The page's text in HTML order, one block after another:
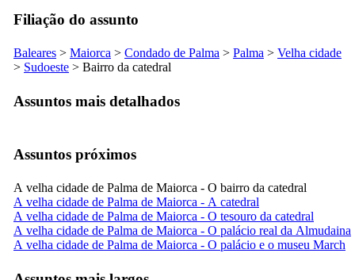
Filiação do assunto
Baleares > Maiorca > Condado de Palma > Palma > Velha cidade
> Sudoeste > Bairro da catedral
Assuntos mais detalhados
Assuntos próximos
A velha cidade de Palma de Maiorca - O bairro da catedral
A velha cidade de Palma de Maiorca - A catedral
A velha cidade de Palma de Maiorca - O tesouro da catedral
A velha cidade de Palma de Maiorca - O palácio real da Almudaina
A velha cidade de Palma de Maiorca - O palácio e o museu March